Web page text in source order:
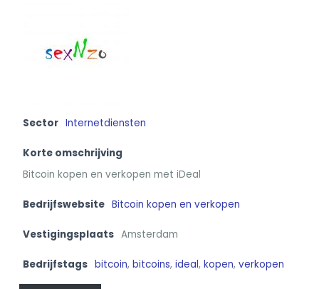
Sector Internetdiensten
Korte omschrijving
Bitcoin kopen en verkopen met iDeal
Bedrijfswebsite Bitcoin kopen en verkopen
Vestigingsplaats Amsterdam
Bedrijfstags bitcoin, bitcoins, ideal, kopen, verkopen